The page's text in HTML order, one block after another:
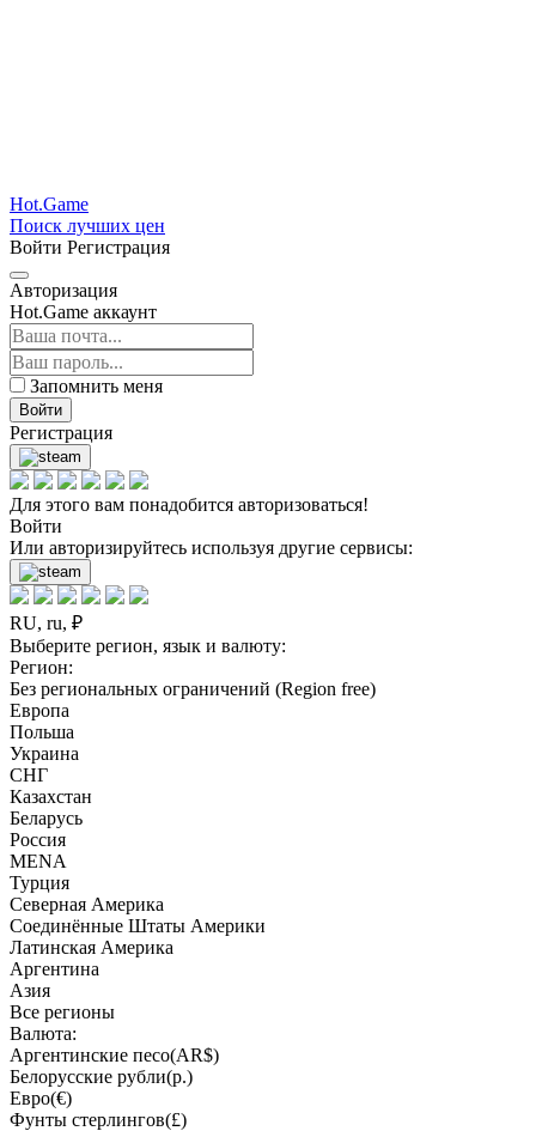
Hot.Game
Поиск лучших цен
Войти Регистрация
Авторизация
Hot.Game аккаунт
Запомнить меня
Войти
Регистрация
Для этого вам понадобится авторизоваться!
Войти
Или авторизируйтесь используя другие сервисы:
RU, ru, ₽
Выберите регион, язык и валюту:
Регион:
Без региональных ограничений (Region free)
Европа
Польша
Украина
СНГ
Казахстан
Беларусь
Россия
MENA
Турция
Северная Америка
Соединённые Штаты Америки
Латинская Америка
Аргентина
Азия
Все регионы
Валюта:
Аргентинские песо(AR$)
Белорусские рубли(р.)
Евро(€)
Фунты стерлингов(£)